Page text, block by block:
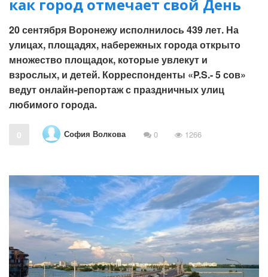
как город отмечает свой День
20 сентября Воронежу исполнилось 439 лет. На
улицах, площадях, набережных города открыто
множество площадок, которые увлекут и
взрослых, и детей. Корреспонденты «P.S.- 5 сов»
ведут онлайн-репортаж с праздничных улиц
любимого города.
0 София Волкова 0 1266